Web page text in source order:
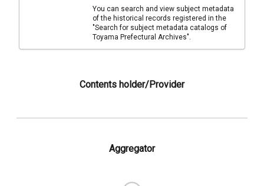
You can search and view subject metadata
of the historical records registered in the
"Search for subject metadata catalogs of
Toyama Prefectural Archives".
Contents holder/Provider
Aggregator